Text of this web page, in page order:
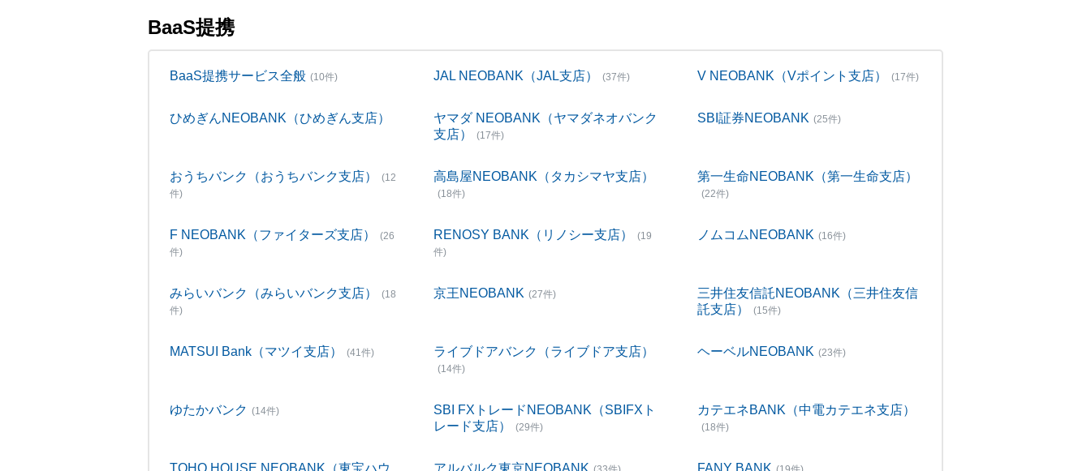
BaaS提携
BaaS提携サービス全般 (10件) JAL NEOBANK（JAL支店） (37件) V NEOBANK（Vポイント支店） (17件)
ひめぎんNEOBANK（ひめぎん支店）
ヤマダ NEOBANK（ヤマダネオバンク
支店）
(17件)
SBI証券NEOBANK (25件)
おうちバンク（おうちバンク支店）
(12
件)
高島屋NEOBANK（タカシマヤ支店）
(18件)
第一生命NEOBANK（第一生命支店）
(22件)
F NEOBANK（ファイターズ支店）
(26
件)
RENOSY BANK（リノシー支店）
(19
件)
ノムコムNEOBANK (16件)
みらいバンク（みらいバンク支店）
(18
件)
京王NEOBANK (27件)
三井住友信託NEOBANK（三井住友信
託支店）
(15件)
MATSUI Bank（マツイ支店） (41件) ライブドアバンク（ライブドア支店）
(14件)
ヘーベルNEOBANK (23件)
ゆたかバンク (14件)
SBI FXトレードNEOBANK（SBIFXト
レード支店）
(29件)
カテエネBANK（中電カテエネ支店）
(18件)
TOHO HOUSE NEOBANK（東宝ハウ アルバルク東京NEOBANK FANY BANK